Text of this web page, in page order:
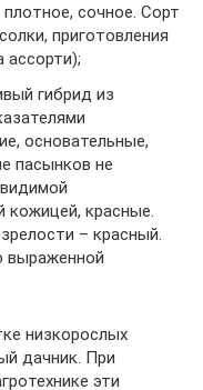
сочное. Сорт
приготовления
ассорти);
гибрид из
основательные,
пасынков не
кожицей, красные.
– красный.
выраженной
низкорослых
дачник. При
эти